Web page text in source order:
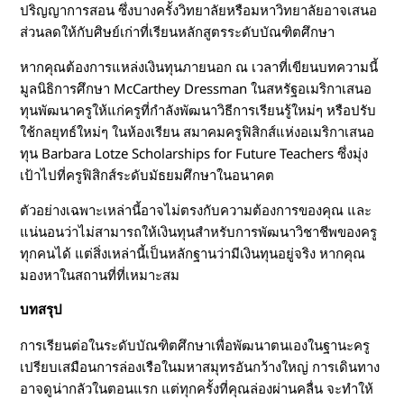
ปริญญาการสอน ซึ่งบางครั้งวิทยาลัยหรือมหาวิทยาลัยอาจเสนอ
ส่วนลดให้กับศิษย์เก่าที่เรียนหลักสูตรระดับบัณฑิตศึกษา
หากคุณต้องการแหล่งเงินทุนภายนอก ณ เวลาที่เขียนบทความนี้
มูลนิธิการศึกษา McCarthey Dressman ในสหรัฐอเมริกาเสนอ
ทุนพัฒนาครูให้แก่ครูที่กำลังพัฒนาวิธีการเรียนรู้ใหม่ๆ หรือปรับ
ใช้กลยุทธ์ใหม่ๆ ในห้องเรียน สมาคมครูฟิสิกส์แห่งอเมริกาเสนอ
ทุน Barbara Lotze Scholarships for Future Teachers ซึ่งมุ่ง
เป้าไปที่ครูฟิสิกส์ระดับมัธยมศึกษาในอนาคต
ตัวอย่างเฉพาะเหล่านี้อาจไม่ตรงกับความต้องการของคุณ และ
แน่นอนว่าไม่สามารถให้เงินทุนสำหรับการพัฒนาวิชาชีพของครู
ทุกคนได้ แต่สิ่งเหล่านี้เป็นหลักฐานว่ามีเงินทุนอยู่จริง หากคุณ
มองหาในสถานที่ที่เหมาะสม
บทสรุป
การเรียนต่อในระดับบัณฑิตศึกษาเพื่อพัฒนาตนเองในฐานะครู
เปรียบเสมือนการล่องเรือในมหาสมุทรอันกว้างใหญ่ การเดินทาง
อาจดูน่ากลัวในตอนแรก แต่ทุกครั้งที่คุณล่องผ่านคลื่น จะทำให้